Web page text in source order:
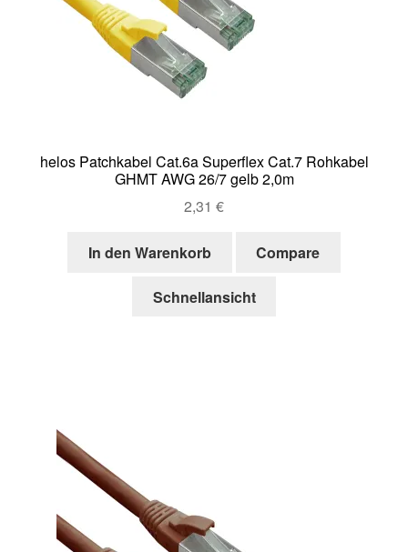
helos Patchkabel Cat.6a Superflex Cat.7 Rohkabel
GHMT AWG 26/7 gelb 2,0m
2,31 €
In den Warenkorb Compare
Schnellansicht